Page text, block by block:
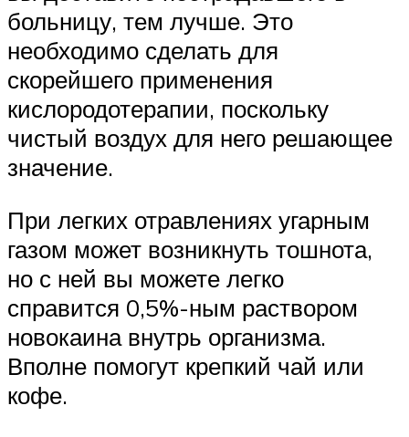
больницу, тем лучше. Это
необходимо сделать для
скорейшего применения
кислородотерапии, поскольку
чистый воздух для него решающее
значение.
При легких отравлениях угарным
газом может возникнуть тошнота,
но с ней вы можете легко
справится 0,5%-ным раствором
новокаина внутрь организма.
Вполне помогут крепкий чай или
кофе.